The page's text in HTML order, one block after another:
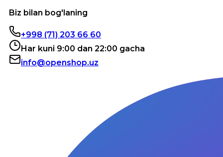
Biz bilan bog'laning
+998 (71) 203 66 60
Har kuni 9:00 dan 22:00 gacha
info@openshop.uz